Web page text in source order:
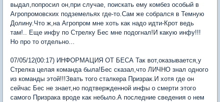
выдал,попросил он,при случае, поискать ему комбез особый в
Агропромовских подземельях где-то.Сам же собрался в Темную
Долину.Что ж,на Агропром мне хоть как надо идти-Крот ведь
там!.. Еще инфу по Стрелку Бес мне подогнал!И какую инфу!!!
Но про то отдельно...
07/05/12(00:17) ИНФОРМАЦИЯ ОТ БЕСА Так вот,оказывается,у
Стрелка целая команда была!Бес сказал,что ЛИЧНО знал одного
из команды этой!!!Звать того сталкера Призрак.И хотя где он
сейчас Бес не знает,но подтвержденной инфы о смерти этого
самого Призрака вроде как небыло.А последние сведения о нем